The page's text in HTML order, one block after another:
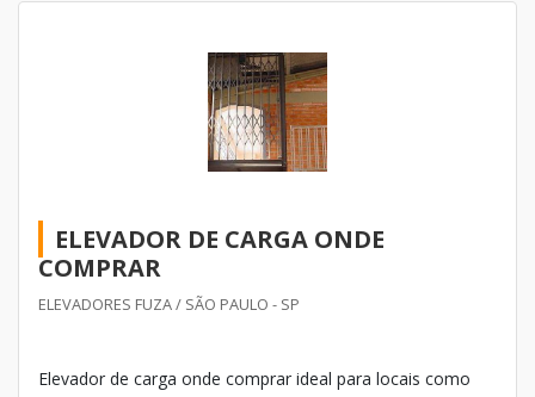
ELEVADOR DE CARGA ONDE
COMPRAR
ELEVADORES FUZA / SÃO PAULO - SP
Elevador de carga onde comprar ideal para locais como